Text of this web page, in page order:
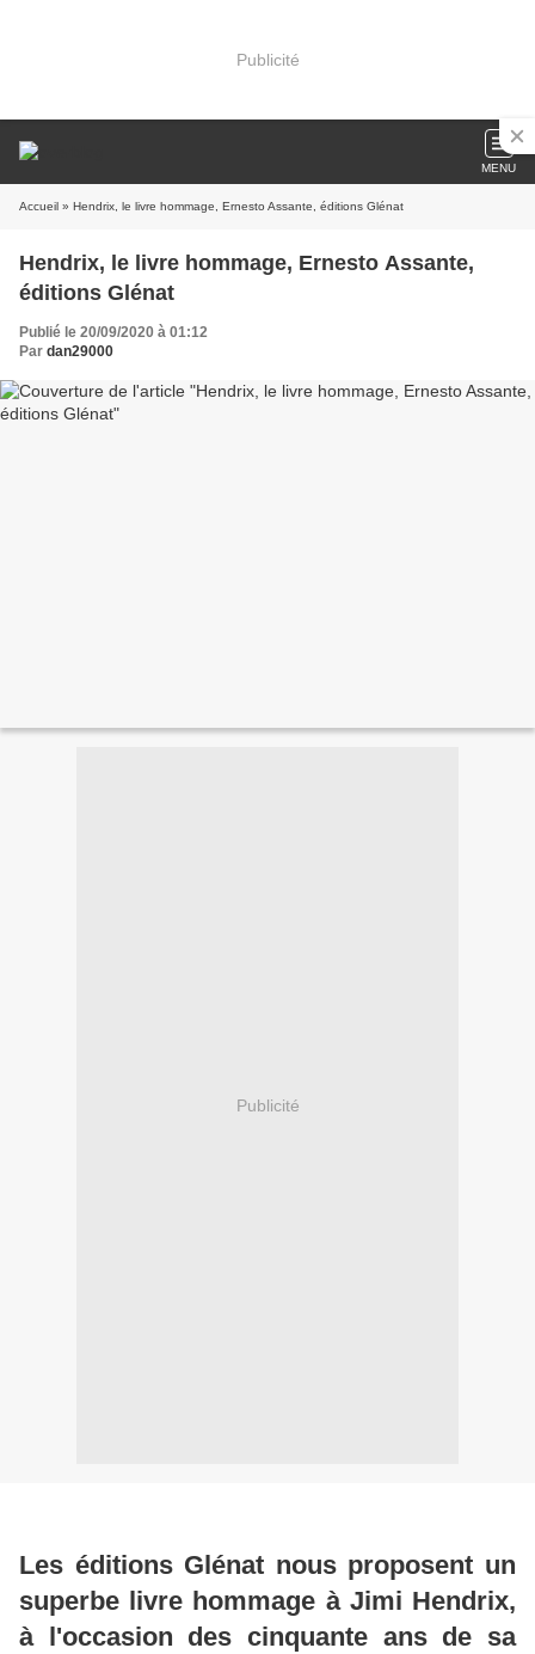
Publicité
MENU
Accueil » Hendrix, le livre hommage, Ernesto Assante, éditions Glénat
Hendrix, le livre hommage, Ernesto Assante,
éditions Glénat
Publié le 20/09/2020 à 01:12
Par dan29000
Publicité
Les éditions Glénat nous proposent un
superbe livre hommage à Jimi Hendrix,
à l'occasion des cinquante ans de sa